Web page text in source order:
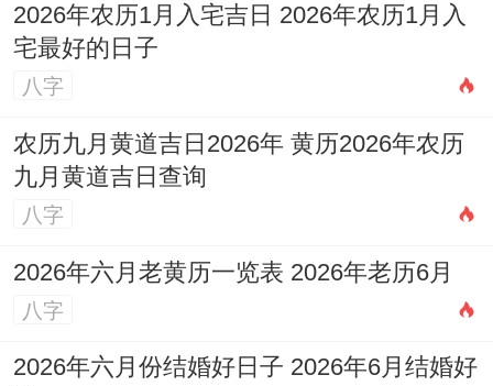
2026年农历1月入宅吉日 2026年农历1月入
宅最好的日子
八字
农历九月黄道吉日2026年 黄历2026年农历
九月黄道吉日查询
八字
2026年六月老黄历一览表 2026年老历6月
八字
2026年六月份结婚好日子 2026年6月结婚好